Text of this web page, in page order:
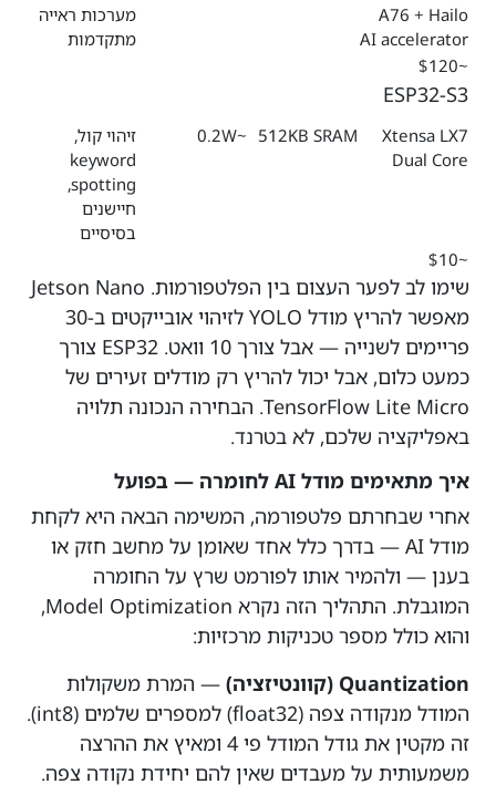
A76 + Hailo
AI accelerator
מערכות ראייה
מתקדמות
~$120
ESP32-S3
Xtensa LX7
Dual Core
512KB SRAM
~0.2W
זיהוי קול,
keyword
spotting,
חיישנים
בסיסיים
~$10
שימו לב לפער העצום בין הפלטפורמות. Jetson Nano
מאפשר להריץ מודל YOLO לזיהוי אובייקטים ב-30
פריימים לשנייה — אבל צורך 10 וואט. ESP32 צורך
כמעט כלום, אבל יכול להריץ רק מודלים זעירים של
TensorFlow Lite Micro. הבחירה הנכונה תלויה
באפליקציה שלכם, לא בטרנד.
איך מתאימים מודל AI לחומרה — בפועל
אחרי שבחרתם פלטפורמה, המשימה הבאה היא לקחת
מודל AI — בדרך כלל אחד שאומן על מחשב חזק או
בענן — ולהמיר אותו לפורמט שרץ על החומרה
המוגבלת. התהליך הזה נקרא Model Optimization,
והוא כולל מספר טכניקות מרכזיות:
Quantization (קוונטיזציה)
— המרת משקולות
המודל מנקודה צפה (float32) למספרים שלמים (int8).
זה מקטין את גודל המודל פי 4 ומאיץ את ההרצה
משמעותית על מעבדים שאין להם יחידת נקודה צפה.